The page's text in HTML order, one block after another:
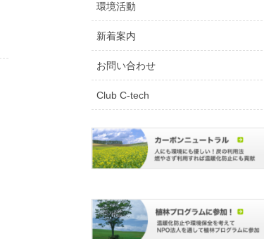
環境活動
新着案内
お問い合わせ
Club C-tech